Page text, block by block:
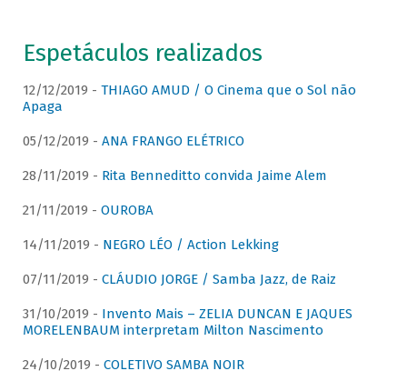
Espetáculos realizados
12/12/2019 - THIAGO AMUD / O Cinema que o Sol não
Apaga
05/12/2019 - ANA FRANGO ELÉTRICO
28/11/2019 - Rita Benneditto convida Jaime Alem
21/11/2019 - OUROBA
14/11/2019 - NEGRO LÉO / Action Lekking
07/11/2019 - CLÁUDIO JORGE / Samba Jazz, de Raiz
31/10/2019 - Invento Mais – ZELIA DUNCAN E JAQUES
MORELENBAUM interpretam Milton Nascimento
24/10/2019 - COLETIVO SAMBA NOIR